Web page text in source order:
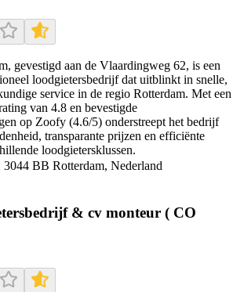
gevestigd aan de Vlaardingweg 62, is een
loodgietersbedrijf dat uitblinkt in snelle,
service in de regio Rotterdam. Met een
van 4.8 en bevestigde
op Zoofy (4.6/5) onderstreept het bedrijf
transparante prijzen en efficiënte
loodgietersklussen.
BB Rotterdam, Nederland
& cv monteur ( CO